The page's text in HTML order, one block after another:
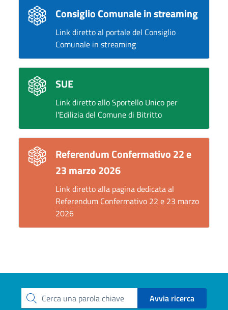
Consiglio Comunale in streaming
Link diretto al portale del Consiglio
Comunale in streaming
SUE
Link diretto allo Sportello Unico per
l'Edilizia del Comune di Bitritto
Referendum Confermativo 22 e
23 marzo 2026
Link diretto alla pagina dedicata al
Referendum Confermativo 22 e 23 marzo
2026
Cerca una parola chiave Avvia ricerca